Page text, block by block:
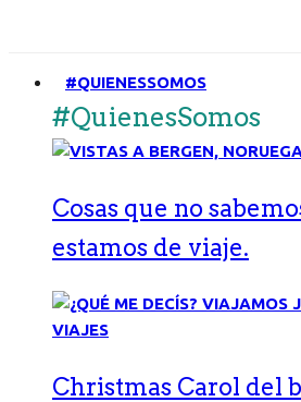
#QUIENESSOMOS
#QuienesSomos
Cosas que no
estamos de viaje.
Christmas Carol del